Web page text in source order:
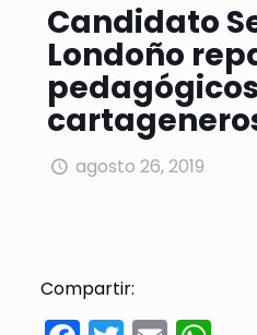
Candidato
Londoño
agosto 26, 2019
Compartir: